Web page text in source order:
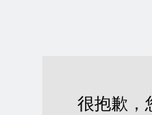
很抱歉，